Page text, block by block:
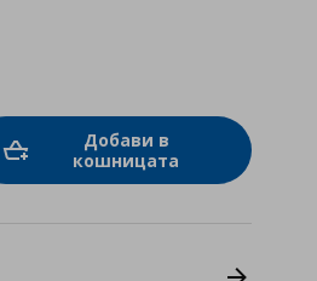
Добави в
кошницата